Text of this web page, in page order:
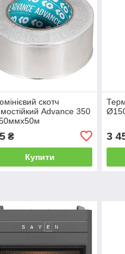
скотч
Advance 350
₴
Купити
3